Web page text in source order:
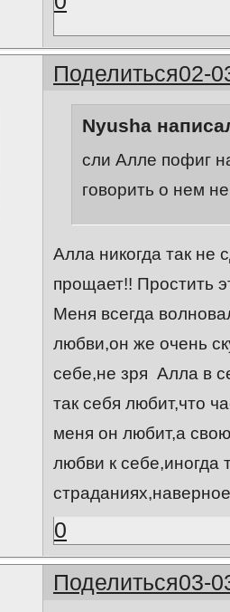
Поделиться02-
Nyusha
сли Алле пофиг
говорить о нем
Алла никогда так не
прощает!! Простить
Меня всегда
любви,он же очень
себе,не зря Алла в
так себя любит,что
меня он любит,а
любви к себе,иногда
0
Поделиться03-